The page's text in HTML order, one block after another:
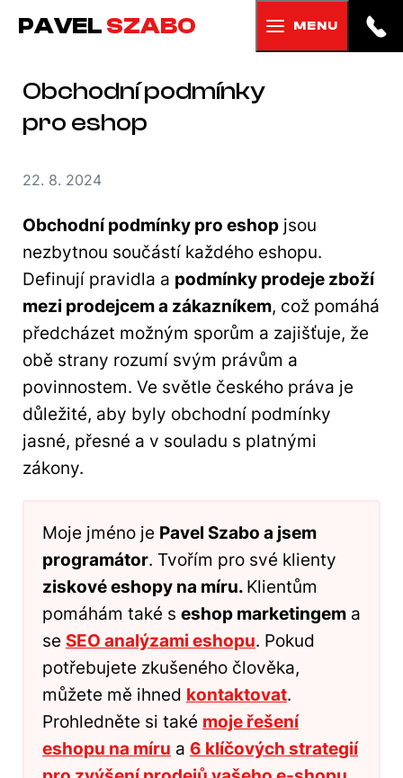
PAVEL SZABO MENU
Obchodní podmínky
pro eshop
22. 8. 2024
Obchodní podmínky pro eshop jsou
nezbytnou součástí každého eshopu.
Definují pravidla a podmínky prodeje zboží
mezi prodejcem a zákazníkem, což pomáhá
předcházet možným sporům a zajišťuje, že
obě strany rozumí svým právům a
povinnostem. Ve světle českého práva je
důležité, aby byly obchodní podmínky
jasné, přesné a v souladu s platnými
zákony.
Moje jméno je Pavel Szabo a jsem
programátor. Tvořím pro své klienty
ziskové eshopy na míru. Klientům
pomáhám také s eshop marketingem a
se SEO analýzami eshopu. Pokud
potřebujete zkušeného člověka,
můžete mě ihned kontaktovat.
Prohledněte si také moje řešení
eshopu na míru a 6 klíčových strategií